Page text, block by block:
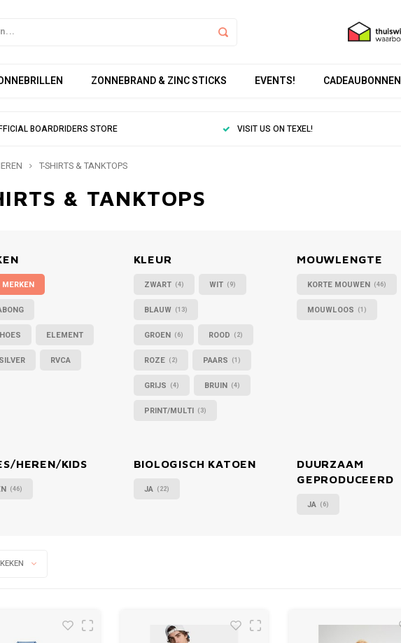
ZONNEBRAND & ZINC STICKS EVENTS! CADEAUBONNEN
BOARDRIDERS STORE VISIT US ON TEXEL!
T-SHIRTS & TANKTOPS
& TANKTOPS
ELEMENT
RVCA
KLEUR
ZWART (4) WIT (9)
BLAUW (13)
GROEN (6) ROOD (2)
ROZE (2) PAARS (1)
GRIJS (4) BRUIN (4)
PRINT/MULTI (3)
MOUWLENGTE
KORTE MOUWEN (46)
MOUWLOOS (1)
HEREN/KIDS
(46)
BIOLOGISCH KATOEN
JA (22)
DUURZAAM
GEPRODUCEERD
JA (6)